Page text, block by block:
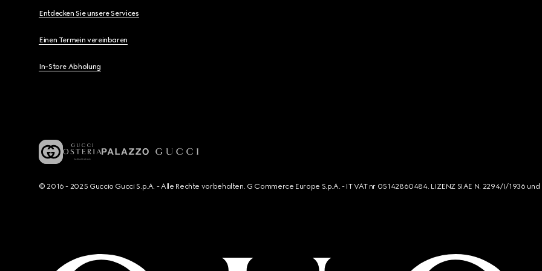
Entdecken Sie unsere Services
Einen Termein vereinbaren
In-Store Abholung
© 2016 - 2025 Guccio Gucci S.p.A. - Alle Rechte vorbehalten. G Commerce Europe S.p.A. - IT VAT nr 05142860484. LIZENZ SIAE N. 2294/I/1936